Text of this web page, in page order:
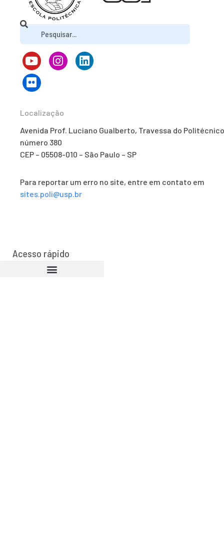
Localização
Avenida Prof. Luciano Gualberto, Travessa do
número 380
CEP – 05508-010 – São Paulo – SP
Para reportar um erro no site, entre em contato em
sites.poli@usp.br
Acesso rápido